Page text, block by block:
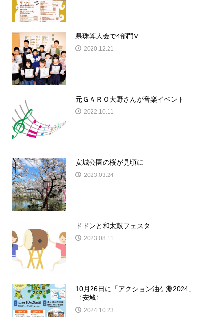
県珠算大会で4部門V
2020.12.21
元ＧＡＲＯ大野さんが音楽イベント
2022.10.11
安城公園の桜が見頃に
2023.03.24
ドドンと和太鼓フェスタ
2023.08.11
10月26日に「アクション油ケ淵2024」
〈安城〉
2024.10.23